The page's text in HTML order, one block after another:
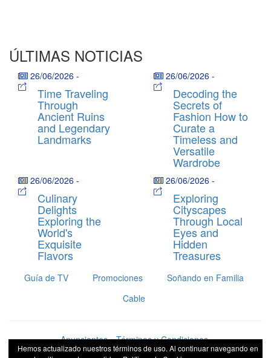
ÚLTIMAS NOTICIAS
26/06/2026 -
Time Traveling
Through
Ancient Ruins
and Legendary
Landmarks
26/06/2026 -
Decoding the
Secrets of
Fashion How to
Curate a
Timeless and
Versatile
Wardrobe
26/06/2026 -
Culinary
Delights
Exploring the
World's
Exquisite
Flavors
26/06/2026 -
Exploring
Cityscapes
Through Local
Eyes and
Hidden
Treasures
Guía de TV Promociones
Soñando en Familia
Cable
Anunciantes Términos y Condiciones
Hemos actualizado nuestros términos de uso. Al continuar navegando en